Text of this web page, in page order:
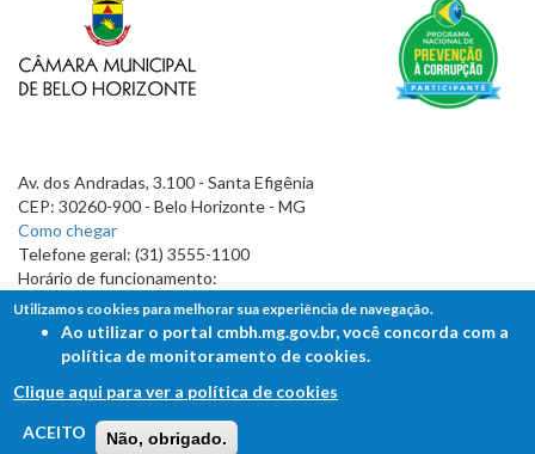
Av. dos Andradas, 3.100 - Santa Efigênia
CEP: 30260-900 - Belo Horizonte - MG
Como chegar
Telefone geral: (31) 3555-1100
Horário de funcionamento:
7h às 19h
FALE COM A CÂMARA
Ouvidoria - Lei de Acesso à Informação
Utilizamos cookies para melhorar sua experiência de navegação.
Ao utilizar o portal cmbh.mg.gov.br, você concorda com a
política de monitoramento de cookies.
Clique aqui para ver a política de cookies
ACEITO
Não, obrigado.